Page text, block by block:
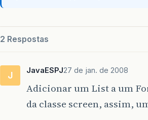
2 Respostas
J JavaESPJ27 de jan. de 2008
Adicionar um List a um
da classe screen, assim,